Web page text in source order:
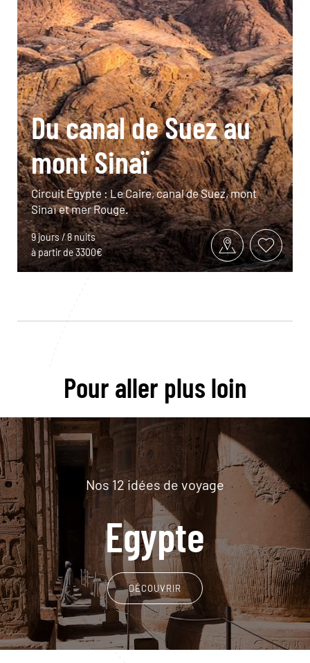
Du canal de Suez au
mont Sinaï
Circuit Égypte : Le Caire, canal de Suez, mont
Sinaï et mer Rouge.
9 jours / 8 nuits
à partir de 3300€
Pour aller plus loin
Nos 12 idées de voyage
Egypte
DÉCOUVRIR